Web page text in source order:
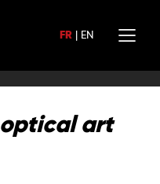
FR EN
optical art